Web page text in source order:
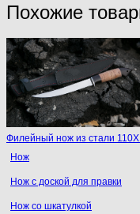
Похожие
Филейный нож из стали
Нож
Нож с доской для правки
Нож со шкатулкой